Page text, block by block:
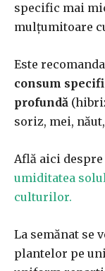
specific mai
mulţumitoare
Este
consum
profundă
soriz, mei,
Află aici despre
umiditatea
culturilor.
La semănat se
plantelor pe